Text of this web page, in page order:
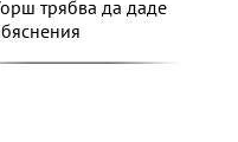
трябва да даде